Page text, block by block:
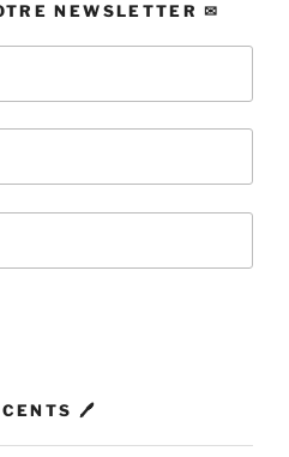
NEWSLETTER ✉
🖊